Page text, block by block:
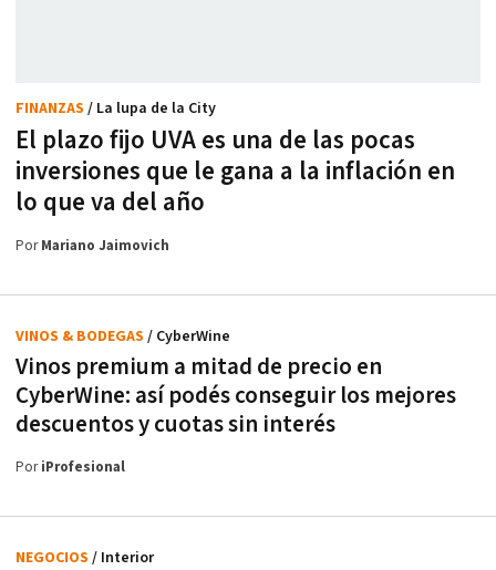
El plazo fijo UVA es una de las pocas
inversiones que le gana a la inflación en
lo que va del año
FINANZAS / La lupa de la City
PorMariano Jaimovich
Vinos premium a mitad de precio en
CyberWine: así podés conseguir los mejores
descuentos y cuotas sin interés
VINOS & BODEGAS / CyberWine
PoriProfesional
NEGOCIOS / Interior